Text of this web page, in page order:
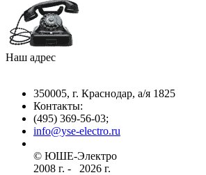
Наш адрес
350005, г. Краснодар, а/я 1825
Контакты: ­
(495) 369-56-03;
info@yse-electro.ru­
© ЮШЕ-Эл­ектро ­
2008 г­. - ­ ­­­­­
2026 г.